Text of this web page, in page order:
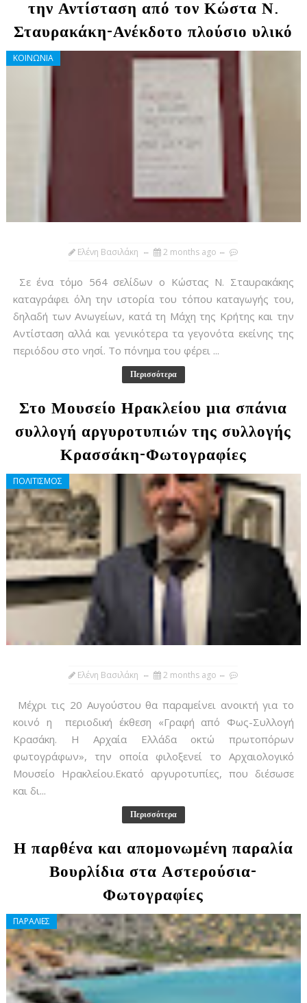
την Αντίσταση από τον Κώστα Ν.
Σταυρακάκη-Ανέκδοτο πλούσιο υλικό
ΚΟΙΝΩΝΙΑ
Ελένη Βασιλάκη 2 months ago
Σε ένα τόμο 564 σελίδων ο Κώστας Ν. Σταυρακάκης
καταγράφει όλη την ιστορία του τόπου καταγωγής του,
δηλαδή των Ανωγείων, κατά τη Μάχη της Κρήτης και την
Αντίσταση αλλά και γενικότερα τα γεγονότα εκείνης της
περιόδου στο νησί. Το πόνημα του φέρει ...
Περισσότερα
Στο Μουσείο Ηρακλείου μια σπάνια
συλλογή αργυροτυπιών της συλλογής
Κρασσάκη-Φωτογραφίες
ΠΟΛΙΤΙΣΜΟΣ
Ελένη Βασιλάκη 2 months ago
Μέχρι τις 20 Αυγούστου θα παραμείνει ανοικτή για το
κοινό η περιοδική έκθεση «Γραφή από Φως-Συλλογή
Κρασάκη. Η Αρχαία Ελλάδα οκτώ πρωτοπόρων
φωτογράφων», την οποία φιλοξενεί το Αρχαιολογικό
Μουσείο Ηρακλείου.Εκατό αργυροτυπίες, που διέσωσε
και δι...
Περισσότερα
Η παρθένα και απομονωμένη παραλία
Βουρλίδια στα Αστερούσια-
Φωτογραφίες
ΠΑΡΑΛΙΕΣ